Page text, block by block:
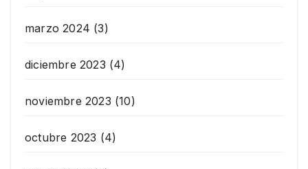
marzo 2024 (3)
diciembre 2023 (4)
noviembre 2023 (10)
octubre 2023 (4)